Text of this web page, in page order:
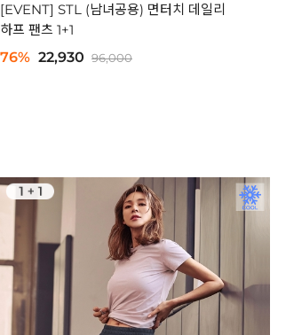
[EVENT] STL (남녀공용) 면터치 데일리
하프 팬츠 1+1
76% 22,930 96,000